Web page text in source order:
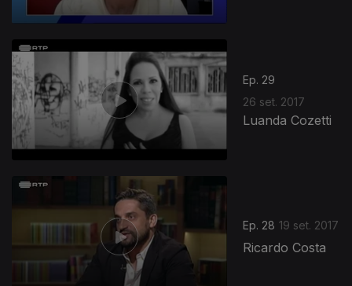
Ep. 29
26 set. 2017
Luanda Cozetti
Ep. 28 19 set. 2017
Ricardo Costa